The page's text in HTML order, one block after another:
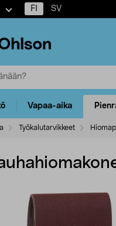
FI SV
Vapaa-aika
Työkalutarvikkeet